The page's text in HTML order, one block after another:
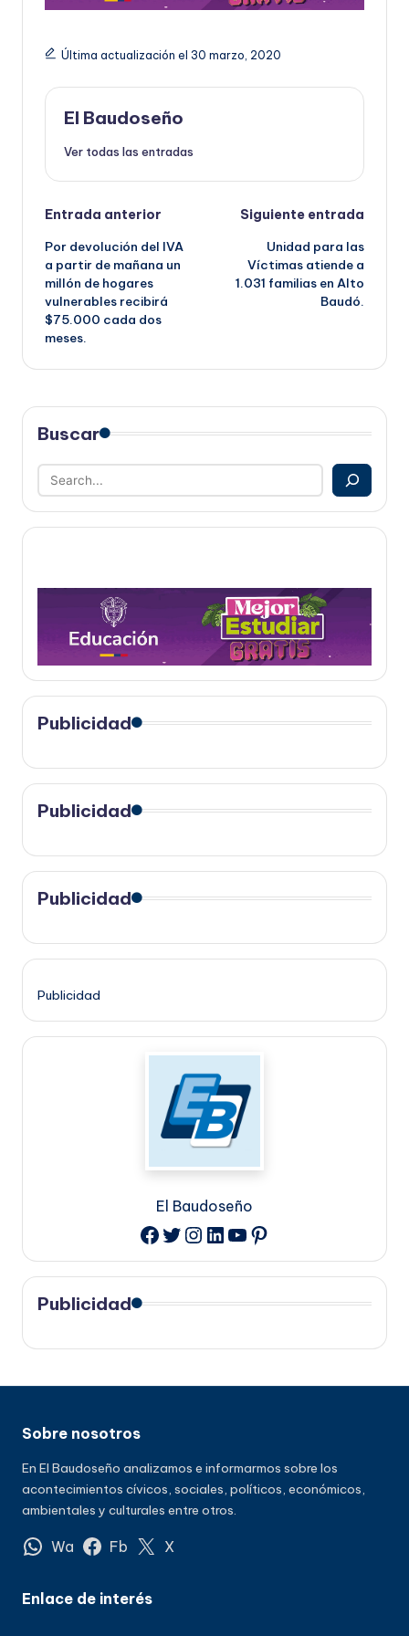
Última actualización el 30 marzo, 2020
El Baudoseño
Ver todas las entradas
Navegación
de
entradas
Entrada anterior
Por devolución del IVA
a partir de mañana un
millón de hogares
vulnerables recibirá
$75.000 cada dos
meses.
Siguiente entrada
Unidad para las
Víctimas atiende a
1.031 familias en Alto
Baudó.
Buscar
Publicidad
Publicidad
Publicidad
Publicidad
El Baudoseño
Facebook
Twitter
Instagram
LinkedIn
YouTube
Pinterest
Publicidad
Sobre nosotros
En El Baudoseño analizamos e informarmos sobre los
acontecimientos cívicos, sociales, políticos, económicos,
ambientales y culturales entre otros.
Wa Fb X
Enlace de interés